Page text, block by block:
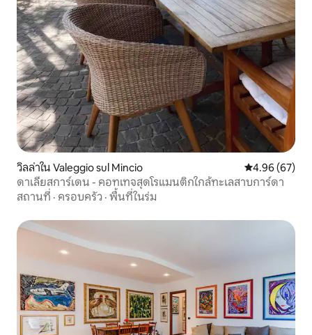
วิลล่าใน Valeggio sul Mincio คะแนนเฉลี่ย
4.96 (67)
ดาเลียสการ์เดน - คอทเทจสุดโรแมนติกใกล้ทะเลสาบการ์ดา
สถานที่ · ครอบครัว · พื้นที่ในร่ม